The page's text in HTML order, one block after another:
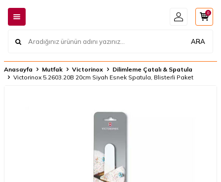
ARA
0
Anasayfa Mutfak Victorinox
Dilimleme Çatalı & Spatula
Victorinox 5.2603.20B 20cm Siyah Esnek Spatula, Blisterli Paket